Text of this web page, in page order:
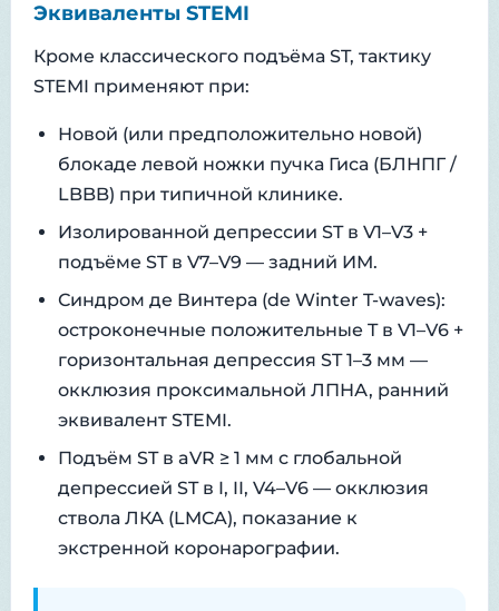
Эквиваленты STEMI
Кроме классического подъёма ST, тактику
STEMI применяют при:
Новой (или предположительно новой)
блокаде левой ножки пучка Гиса (БЛНПГ /
LBBB) при типичной клинике.
Изолированной депрессии ST в V1–V3 +
подъёме ST в V7–V9 — задний ИМ.
Синдром де Винтера (de Winter T-waves):
остроконечные положительные T в V1–V6 +
горизонтальная депрессия ST 1–3 мм —
окклюзия проксимальной ЛПНА, ранний
эквивалент STEMI.
Подъём ST в aVR ≥ 1 мм с глобальной
депрессией ST в I, II, V4–V6 — окклюзия
ствола ЛКА (LMCA), показание к
экстренной коронарографии.